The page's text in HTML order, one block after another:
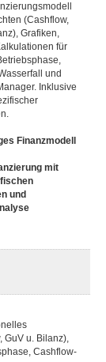
(Cashflow,
Grafiken,
für
und
Inklusive
Finanzmodell
mit
und
GuV u. Bilanz),
Cashflow-